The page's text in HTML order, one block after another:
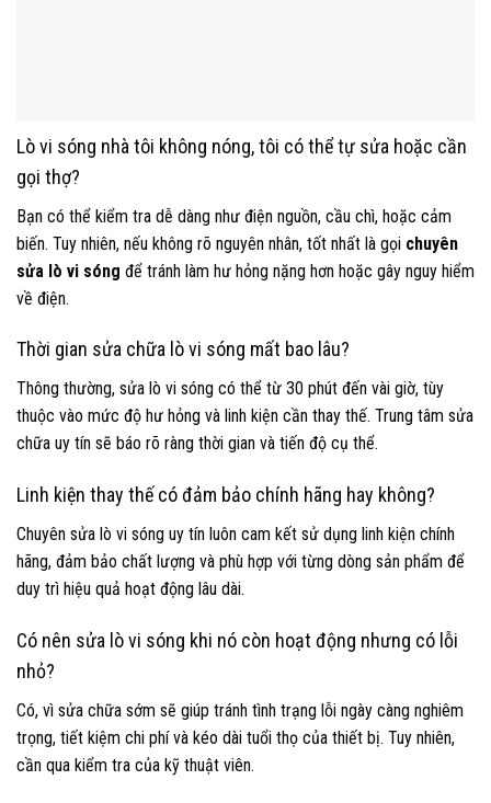
Lò vi sóng nhà tôi không nóng, tôi có thể tự sửa hoặc cần
gọi thợ?
Bạn có thể kiểm tra dễ dàng như điện nguồn, cầu chì, hoặc cảm
biến. Tuy nhiên, nếu không rõ nguyên nhân, tốt nhất là gọi chuyên
sửa lò vi sóng để tránh làm hư hỏng nặng hơn hoặc gây nguy hiểm
về điện.
Thời gian sửa chữa lò vi sóng mất bao lâu?
Thông thường, sửa lò vi sóng có thể từ 30 phút đến vài giờ, tùy
thuộc vào mức độ hư hỏng và linh kiện cần thay thế. Trung tâm sửa
chữa uy tín sẽ báo rõ ràng thời gian và tiến độ cụ thể.
Linh kiện thay thế có đảm bảo chính hãng hay không?
Chuyên sửa lò vi sóng uy tín luôn cam kết sử dụng linh kiện chính
hãng, đảm bảo chất lượng và phù hợp với từng dòng sản phẩm để
duy trì hiệu quả hoạt động lâu dài.
Có nên sửa lò vi sóng khi nó còn hoạt động nhưng có lỗi
nhỏ?
Có, vì sửa chữa sớm sẽ giúp tránh tình trạng lỗi ngày càng nghiêm
trọng, tiết kiệm chi phí và kéo dài tuổi thọ của thiết bị. Tuy nhiên,
cần qua kiểm tra của kỹ thuật viên.